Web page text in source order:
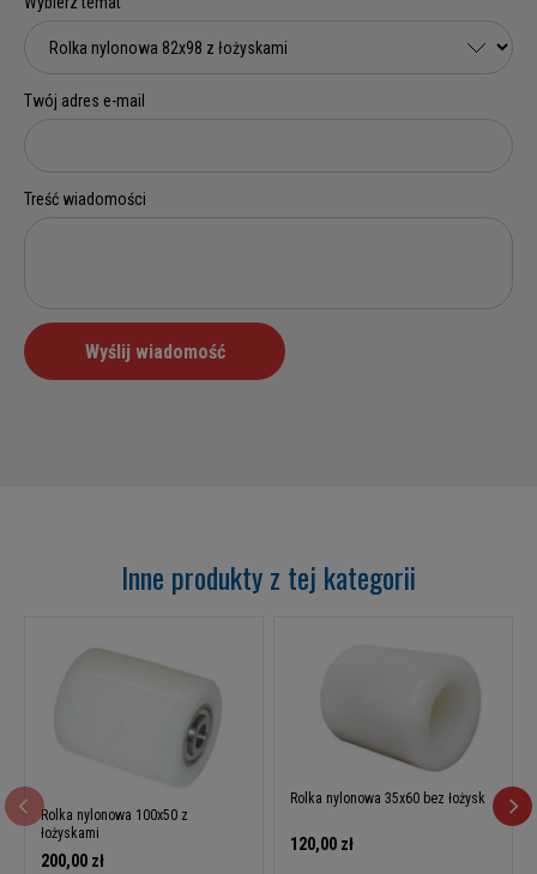
Inne produkty z tej kategorii
Rolka nylonowa 100x50 z
łożyskami
200,00 zł
Rolka nylonowa 35x60 bez łożysk
120,00 zł